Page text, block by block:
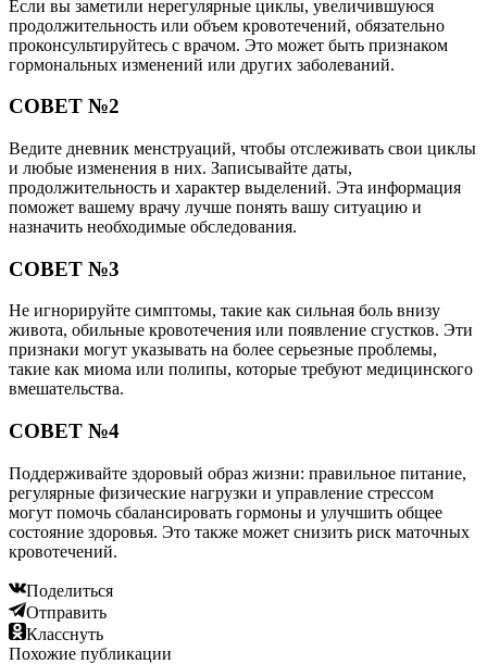
Если вы заметили нерегулярные циклы, увеличившуюся
продолжительность или объем кровотечений, обязательно
проконсультируйтесь с врачом. Это может быть признаком
гормональных изменений или других заболеваний.
СОВЕТ №2
Ведите дневник менструаций, чтобы отслеживать свои циклы
и любые изменения в них. Записывайте даты,
продолжительность и характер выделений. Эта информация
поможет вашему врачу лучше понять вашу ситуацию и
назначить необходимые обследования.
СОВЕТ №3
Не игнорируйте симптомы, такие как сильная боль внизу
живота, обильные кровотечения или появление сгустков. Эти
признаки могут указывать на более серьезные проблемы,
такие как миома или полипы, которые требуют медицинского
вмешательства.
СОВЕТ №4
Поддерживайте здоровый образ жизни: правильное питание,
регулярные физические нагрузки и управление стрессом
могут помочь сбалансировать гормоны и улучшить общее
состояние здоровья. Это также может снизить риск маточных
кровотечений.
Поделиться
Отправить
Класснуть
Похожие публикации